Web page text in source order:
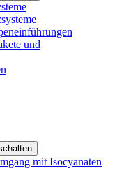
und
mit Isocyanaten